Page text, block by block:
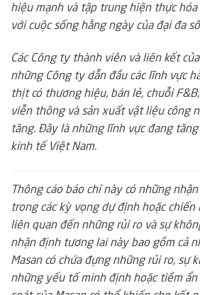
hiệu mạnh và tập trung hiện thực
với cuộc sống hằng ngày của đại đa
Các Công ty thành viên và liên kết
những Công ty dẫn đầu các lĩnh vực
thịt có thương hiệu, bán lẻ, chuỗi
viễn thông và sản xuất vật liệu công
tăng. Đây là những lĩnh vực đang
kinh tế Việt Nam.
Thông cáo báo chí này có những
trong các kỳ vọng dự định hoặc chiến
liên quan đến những rủi ro và sự
nhận định tương lai này bao gồm cả
Masan có chứa đựng những rủi ro, sự
những yếu tố minh định hoặc tiềm